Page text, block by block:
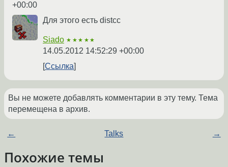
+00:00
Для этого есть distcc
Siado ★★★★★
14.05.2012 14:52:29 +00:00
Ссылка
Вы не можете добавлять комментарии в эту тему. Тема
перемещена в архив.
← Talks →
Похожие темы